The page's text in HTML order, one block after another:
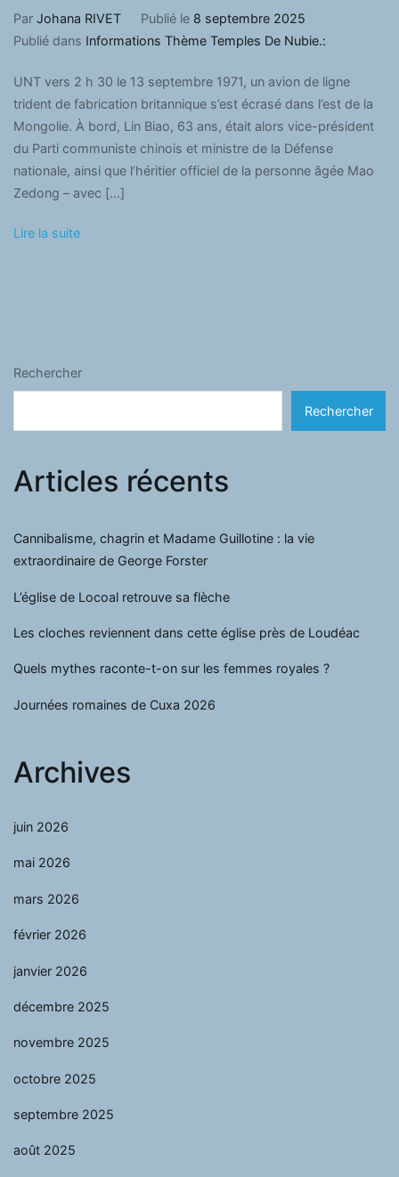
Par Johana RIVET Publié le 8 septembre 2025
Publié dans Informations Thème Temples De Nubie.:
UNT vers 2 h 30 le 13 septembre 1971, un avion de ligne
trident de fabrication britannique s’est écrasé dans l’est de la
Mongolie. À bord, Lin Biao, 63 ans, était alors vice-président
du Parti communiste chinois et ministre de la Défense
nationale, ainsi que l’héritier officiel de la personne âgée Mao
Zedong – avec […]
Lire la suite
Rechercher
Rechercher
Articles récents
Cannibalisme, chagrin et Madame Guillotine : la vie
extraordinaire de George Forster
L’église de Locoal retrouve sa flèche
Les cloches reviennent dans cette église près de Loudéac
Quels mythes raconte-t-on sur les femmes royales ?
Journées romaines de Cuxa 2026
Archives
juin 2026
mai 2026
mars 2026
février 2026
janvier 2026
décembre 2025
novembre 2025
octobre 2025
septembre 2025
août 2025